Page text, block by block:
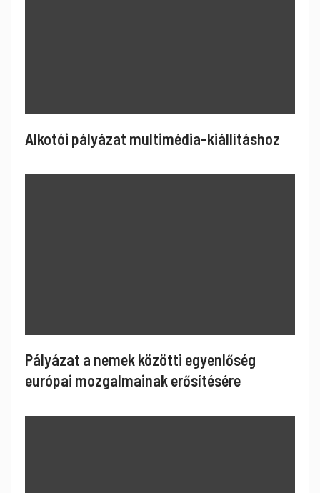
Alkotói pályázat multimédia-kiállításhoz
Pályázat a nemek közötti egyenlőség
európai mozgalmainak erősítésére